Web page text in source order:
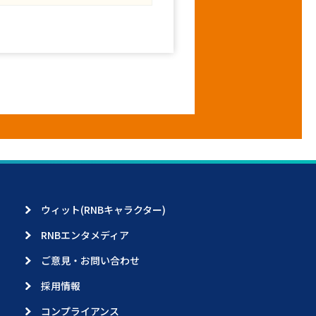
ウィット(RNBキャラクター)
RNBエンタメディア
ご意見・お問い合わせ
採用情報
コンプライアンス